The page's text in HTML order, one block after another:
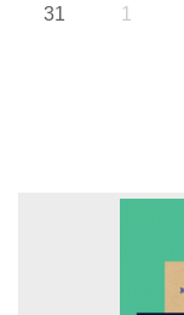
31 1